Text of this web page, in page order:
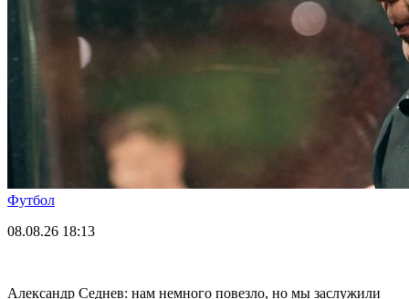
Футбол
08.08.26 18:13
Александр Седнев: нам немного повезло, но мы заслужили